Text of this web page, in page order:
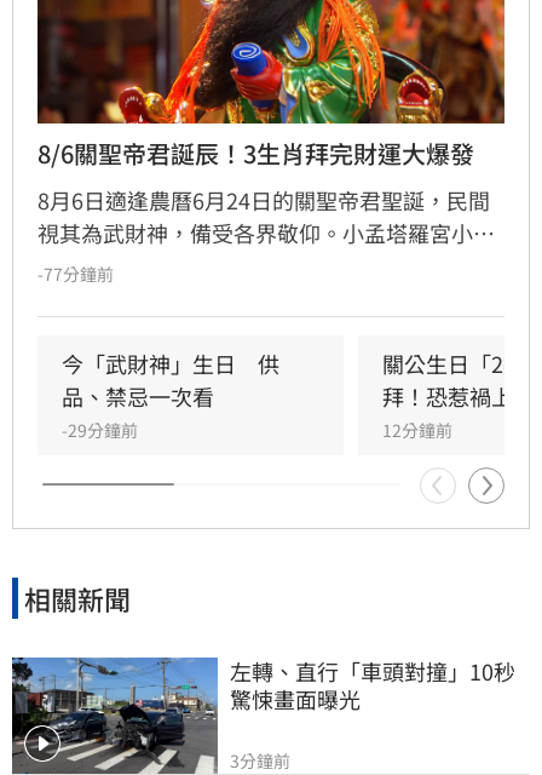
8/6關聖帝君誕辰！3生肖拜完財運大爆發
8月6日適逢農曆6月24日的關聖帝君聖誕，民間
視其為武財神，備受各界敬仰。小孟塔羅宮小立
指出，關聖帝君誕辰當日誠心祭拜，有望獲得神
產；生肖狗偏財運強，有望獲意外之財。專家強
調，無論生肖為何，只要虔誠備妥供品祭祀，皆
能祈求聖帝祖庇佑，迎來事業順遂與財源廣進的
好運勢，建議民眾把握良機，為下半年佈局求
財。
-77分鐘前
今「武財神」生日　供
品、禁忌一次看
-29分鐘前
關公生日「2類
拜！恐惹禍上身
12分鐘前
相關新聞
左轉、直行「車頭對撞」10秒
驚悚畫面曝光
3分鐘前